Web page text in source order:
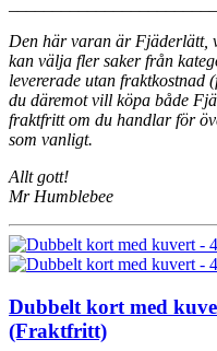
Den här varan är Fjäderlätt,
kan välja fler saker från
levererade utan fraktkostnad
du däremot vill köpa både
fraktfritt om du handlar för
som vanligt.
Allt gott!
Mr Humblebee
Dubbelt kort med
(Fraktfritt)